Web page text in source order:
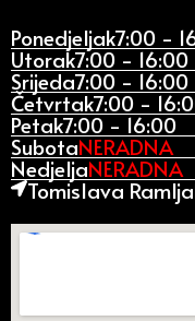
Ponedjeljak7:00 -
Utorak7:00 - 16:00
Srijeda7:00 - 16:00
Četvrtak7:00 -
Petak7:00 - 16:00
SubotaNERADNA
NedjeljaNERADNA
Tomislava